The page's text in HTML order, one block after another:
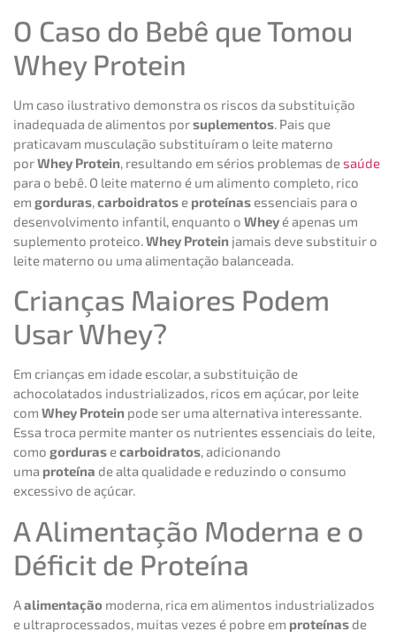
O Caso do Bebê que Tomou
Whey Protein
Um caso ilustrativo demonstra os riscos da substituição
inadequada de alimentos porsuplementos. Pais que
praticavam musculação substituíram o leite materno
porWhey Protein, resultando em sérios problemas desaúde
para o bebê. O leite materno é um alimento completo, rico
em gorduras,carboidratos e proteínas essenciais para o
desenvolvimento infantil, enquanto o Whey é apenas um
suplemento proteico.Whey Protein jamais deve substituir o
leite materno ou uma alimentação balanceada.
Crianças Maiores Podem
Usar Whey?
Em crianças em idade escolar, a substituição de
achocolatados industrializados, ricos em açúcar, por leite
com Whey Protein pode ser uma alternativa interessante.
Essa troca permite manter os nutrientes essenciais do leite,
como gorduras ecarboidratos, adicionando
uma proteína de alta qualidade e reduzindo o consumo
excessivo de açúcar.
A Alimentação Moderna e o
Déficit de Proteína
Aalimentação moderna, rica em alimentos industrializados
e ultraprocessados, muitas vezes é pobre em proteínas de